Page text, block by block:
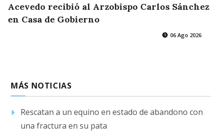
Acevedo recibió al Arzobispo Carlos Sánchez
en Casa de Gobierno
06 Ago 2026
MÁS NOTICIAS
Rescatan a un equino en estado de abandono con
una fractura en su pata